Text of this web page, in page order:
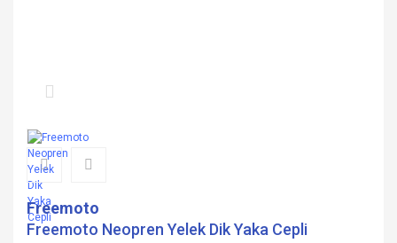
Freemoto
Freemoto Neopren Yelek Dik Yaka Cepli